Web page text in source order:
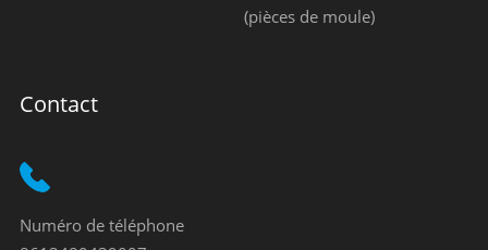
(pièces de moule)
Contact
Numéro de téléphone